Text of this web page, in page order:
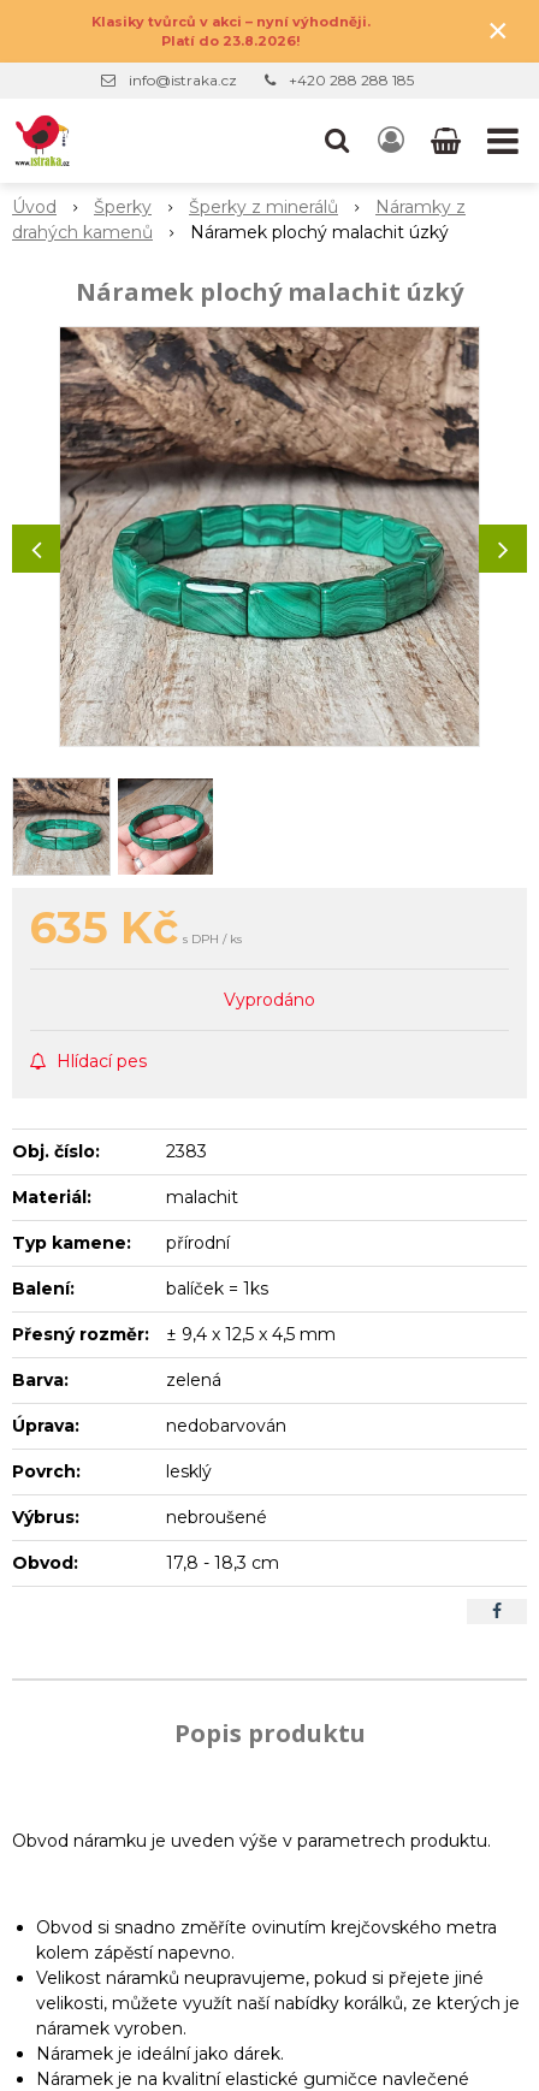
Klasiky tvůrců v akci – nyní výhodněji.
Platí do 23.8.2026!
×
info@istraka.cz +420 288 288 185
Úvod Šperky Šperky z minerálů
Náramky z
drahých kamenů
Náramek plochý malachit úzký
Náramek plochý malachit úzký
635 Kč s DPH / ks
Vyprodáno
Hlídací pes
Obj. číslo: 2383
Materiál: malachit
Typ kamene: přírodní
Balení: balíček = 1ks
Přesný rozměr: ± 9,4 x 12,5 x 4,5 mm
Barva: zelená
Úprava: nedobarvován
Povrch: lesklý
Výbrus: nebroušené
Obvod: 17,8 - 18,3 cm
Popis produktu
Obvod náramku je uveden výše v parametrech produktu.
Obvod si snadno změříte ovinutím krejčovského metra
kolem zápěstí napevno.
Velikost náramků neupravujeme, pokud si přejete jiné
velikosti, můžete využít naší nabídky korálků, ze kterých je
náramek vyroben.
Náramek je ideální jako dárek.
Náramek je na kvalitní elastické gumičce navlečené